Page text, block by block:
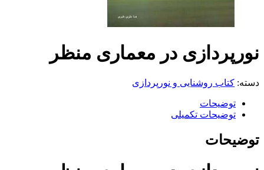
نورپردازی در معماری منظر
دسته: کتاب روشنایی و نورپردازی
توضیحات
توضیحات تکمیلی
توضیحات